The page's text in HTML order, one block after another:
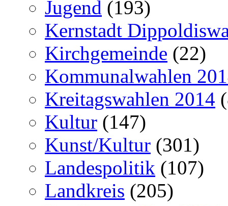
Jugend (193)
Kernstadt
Kirchgemeinde (22)
Kommunalwahlen
Kreitagswahlen 2014
Kultur (147)
Kunst/Kultur (301)
Landespolitik (107)
Landkreis (205)